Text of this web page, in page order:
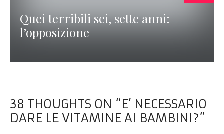
Quei terribili sei, sette anni:
l’opposizione
38 THOUGHTS ON “E’ NECESSARIO
DARE LE VITAMINE AI BAMBINI?”